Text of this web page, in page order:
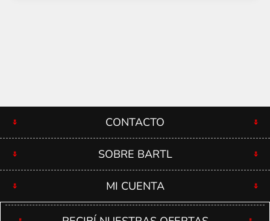
CONTACTO
SOBRE BARTL
MI CUENTA